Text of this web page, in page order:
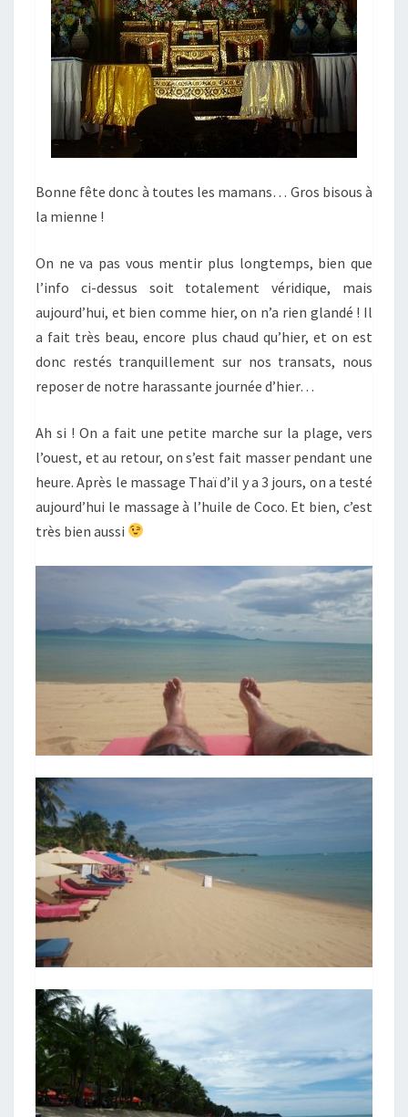
Bonne fête donc à toutes les mamans… Gros bisous à
la mienne !
On ne va pas vous mentir plus longtemps, bien que
l’info ci-dessus soit totalement véridique, mais
aujourd’hui, et bien comme hier, on n’a rien glandé ! Il
a fait très beau, encore plus chaud qu’hier, et on est
donc restés tranquillement sur nos transats, nous
reposer de notre harassante journée d’hier…
Ah si ! On a fait une petite marche sur la plage, vers
l’ouest, et au retour, on s’est fait masser pendant une
heure. Après le massage Thaï d’il y a 3 jours, on a testé
aujourd’hui le massage à l’huile de Coco. Et bien, c’est
très bien aussi